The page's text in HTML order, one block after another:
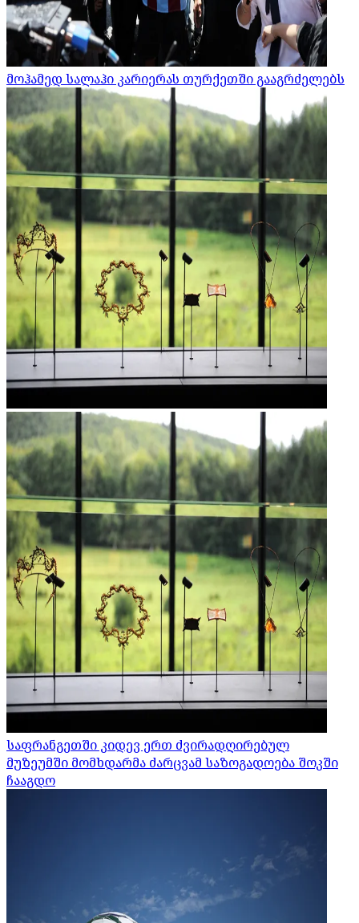
მოჰამედ სალაჰი კარიერას თურქეთში გააგრძელებს
საფრანგეთში კიდევ ერთ ძვირადღირებულ
მუზეუმში მომხდარმა ძარცვამ საზოგადოება შოკში
ჩააგდო